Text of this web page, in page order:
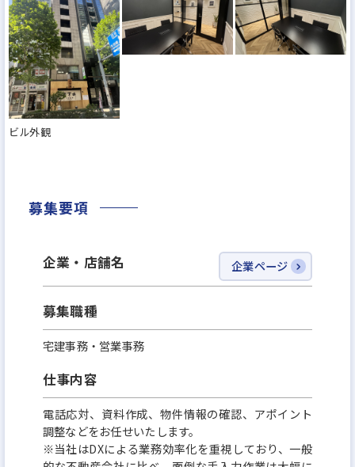
ビル外観
募集要項
企業・店舗名 企業ページ
募集職種
宅建事務・営業事務
仕事内容
電話応対、資料作成、物件情報の確認、アポイント
調整などをお任せいたします。
※当社はDXによる業務効率化を重視しており、一般